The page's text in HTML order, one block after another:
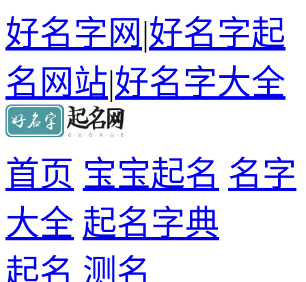
好名字网|好名字起
名网站|好名字大全
首页 宝宝起名 名字
大全 起名字典
起名 测名